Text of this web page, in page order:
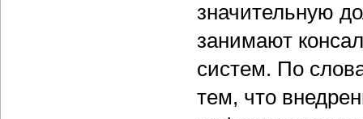
значительную
занимают
систем. По
тем, что